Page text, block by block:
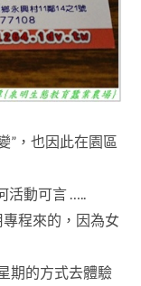
”，也因此在園區
活動可言 …..
專程來的 ， 因為女
期的方式去體驗